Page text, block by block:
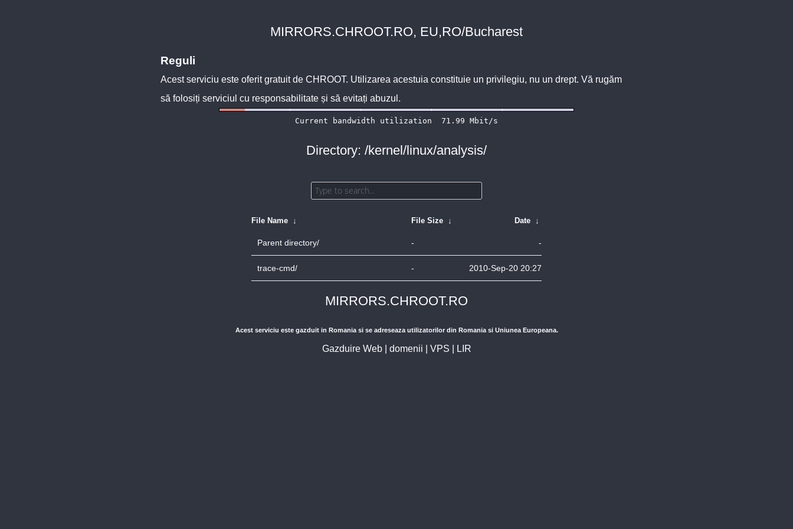
MIRRORS.CHROOT.RO, EU,RO/Bucharest
Reguli
Acest serviciu este oferit gratuit de CHROOT. Utilizarea acestuia constituie un privilegiu, nu un drept. Vă rugăm
să folosiți serviciul cu responsabilitate și să evitați abuzul.
Directory: /kernel/linux/analysis/
File Name ↓ File Size ↓ Date ↓
Parent directory/ - -
trace-cmd/ - 2010-Sep-20 20:27
MIRRORS.CHROOT.RO
Acest serviciu este gazduit in Romania si se adreseaza utilizatorilor din Romania si Uniunea Europeana.
Gazduire Web| domenii VPS LIR